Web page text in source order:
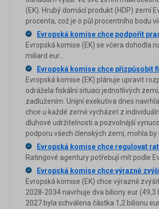
(EK). Hrubý domácí produkt (HDP) zemí
procenta, což je o půl procentního bodu
Evropská komise chce podpořit
Evropská komise (EK) se včera dohodla
miliard eur...
Evropská komise chce přizpůsobit
Evropská komise (EK) plánuje upravit
odrážela fiskální situaci jednotlivých
zadlužením. Unijní exekutiva dnes
chce u každé země vycházet z
dluhové udržitelnosti a pozvolnější
podporu všech členských zemí, mohla
Evropská komise chce regulovat
Ratingové agentury potřebují mít podle
Evropská komise chce výrazně
Evropská komise (EK) chce výrazně
2028-2034 navrhuje dva biliony eur
2027 byla schválena částka 1,2 bilionu